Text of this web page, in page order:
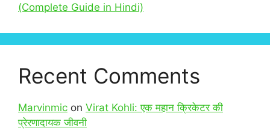
(Complete Guide in Hindi)
Recent Comments
Marvinmic on Virat Kohli: एक महान क्रिकेटर की
प्रेरणादायक जीवनी